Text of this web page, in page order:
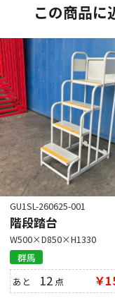
この商品に
GU1SL-260625-001
階段踏台
W500×D850×H1330
群馬
あと 12 点 ￥